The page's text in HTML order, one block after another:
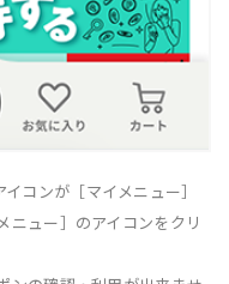
コンが［マイメニュー］
ニュー］のアイコンをクリ